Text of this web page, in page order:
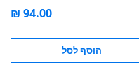
הוסף לסל